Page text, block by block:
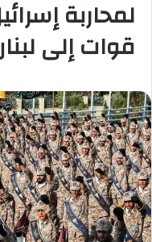
لمحاربة
قوات إلى